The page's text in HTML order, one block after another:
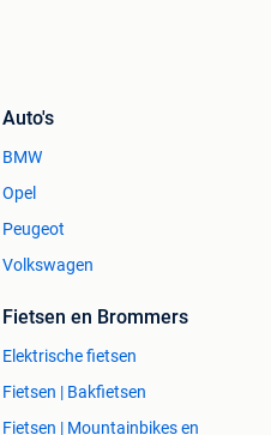
Auto's
BMW
Opel
Peugeot
Volkswagen
Fietsen en Brommers
Elektrische fietsen
Fietsen | Bakfietsen
Fietsen | Mountainbikes en